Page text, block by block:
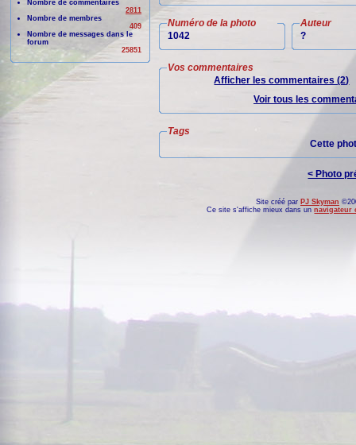
Nombre de commentaires
2811
Nombre de membres
409
Nombre de messages dans le
forum
25851
Numéro de la photo
1042
Auteur
?
Vos commentaires
Afficher les commentaires (2)
Voir tous les
Tags
Cette
< Photo
Site créé par PJ Skyman
Ce site s'affiche mieux dans unnavigateur